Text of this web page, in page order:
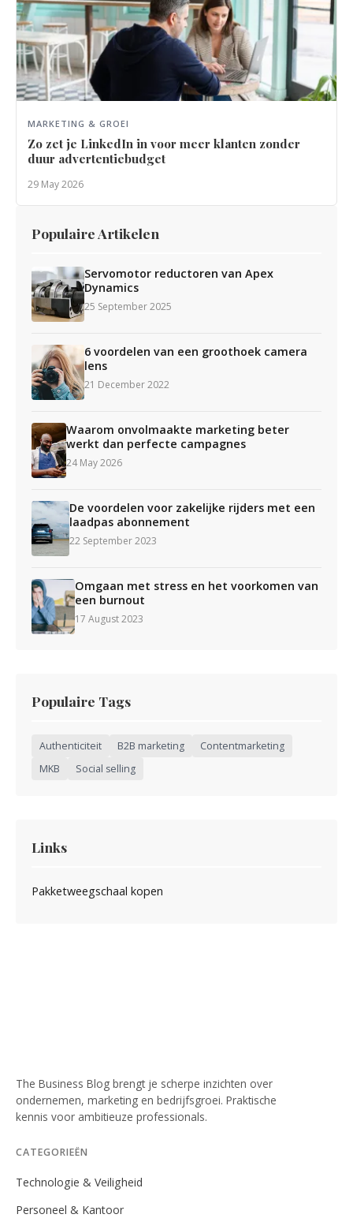
MARKETING & GROEI
Zo zet je LinkedIn in voor meer klanten zonder
duur advertentiebudget
29 May 2026
Populaire Artikelen
Servomotor reductoren van Apex
Dynamics
25 September 2025
6 voordelen van een groothoek camera
lens
21 December 2022
Waarom onvolmaakte marketing beter
werkt dan perfecte campagnes
24 May 2026
De voordelen voor zakelijke rijders met een
laadpas abonnement
22 September 2023
Omgaan met stress en het voorkomen van
een burnout
17 August 2023
Populaire Tags
Authenticiteit B2B marketing
Contentmarketing
MKB
Social selling
Links
Pakketweegschaal kopen
The Business Blog brengt je scherpe inzichten over
ondernemen, marketing en bedrijfsgroei. Praktische
kennis voor ambitieuze professionals.
CATEGORIEËN
Technologie & Veiligheid
Personeel & Kantoor